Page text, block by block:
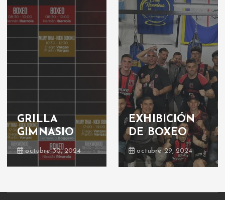
Boxeo: velada
boxística
junio 23, 2019
Deportes de
contacto:
¡nueva
actividad!
junio 17, 2019